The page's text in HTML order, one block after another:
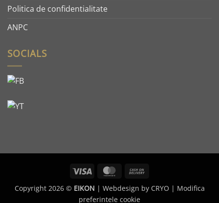
Politica de confidentialitate
ANPC
SOCIALS
Visa MasterCard
Delivery
Copyright 2026 © EIKON | Webdesign by CRYO | Modifica
preferintele cookie